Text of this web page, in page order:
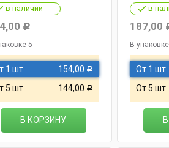
в наличии
Р
5
1 шт 154,00 Р
5 шт 144,00 Р
В КОРЗИНУ
в
187,00
В
От 1 шт
От 5 шт